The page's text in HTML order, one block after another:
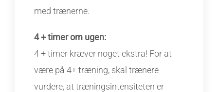
med trænerne.
4 + timer om ugen:
4 + timer kræver noget ekstra! For at
være på 4+ træning, skal trænere
vurdere, at træningsintensiteten er